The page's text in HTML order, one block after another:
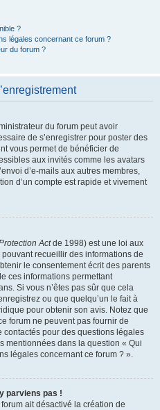
?
légales concernant ce forum ?
du forum ?
du forum peut avoir
de s’enregistrer pour poster des
vous permet de bénéficier de
aux invités comme les avatars
d’e-mails aux autres membres,
d’un compte est rapide et vivement
Actde 1998) est une loi aux
recueillir des informations de
le consentement écrit des parents
ces informations permettant
Si vous n’êtes pas sûr que cela
ou que quelqu’un le fait à
pour obtenir son avis. Notez que
forum ne peuvent pas fournir de
pour des questions légales
mentionnées dans la question « Qui
légales concernant ce forum ? ».
parviens pas !
ait désactivé la création de